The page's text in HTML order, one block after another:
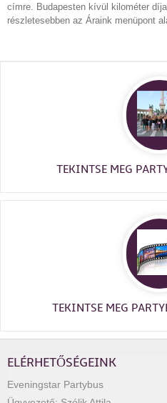
címre. Budapesten kívül kilométer
részletesebben az Áraink menüpont
TEKINTSE MEG
TEKINTSE MEG
ELÉRHETŐSÉGEINK
Eveningstar Partybus